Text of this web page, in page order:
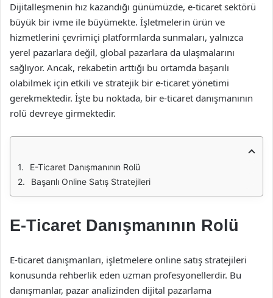
Dijitalleşmenin hız kazandığı günümüzde, e-ticaret sektörü
büyük bir ivme ile büyümekte. İşletmelerin ürün ve
hizmetlerini çevrimiçi platformlarda sunmaları, yalnızca
yerel pazarlara değil, global pazarlara da ulaşmalarını
sağlıyor. Ancak, rekabetin arttığı bu ortamda başarılı
olabilmek için etkili ve stratejik bir e-ticaret yönetimi
gerekmektedir. İşte bu noktada, bir e-ticaret danışmanının
rolü devreye girmektedir.
E-Ticaret Danışmanının Rolü
Başarılı Online Satış Stratejileri
E-Ticaret Danışmanının Rolü
E-ticaret danışmanları, işletmelere online satış stratejileri
konusunda rehberlik eden uzman profesyonellerdir. Bu
danışmanlar, pazar analizinden dijital pazarlama